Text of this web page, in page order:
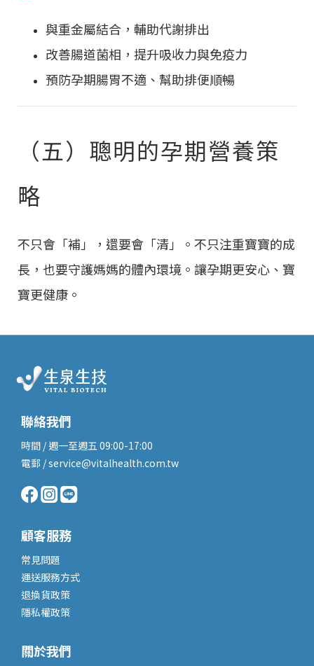
與重金屬結合，輔助代謝排出
改善腸道菌相，提升吸收力與免疫力
預防孕期腸胃不適、幫助排便順暢
（五）聰明的孕期營養策
略
不只會「補」，還要會「清」。不只注重寶寶的成
長，也要守護媽媽的體內環境。讓孕期更安心、寶
寶更健康。
聯絡我們
時間 / 週一至週五 09:00-17:00
電郵 / service@vitalhealth.com.tw
顧客服務
常見問題
運送服務方式
退換貨政策
隱私權政策
關於我們